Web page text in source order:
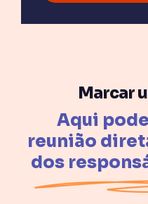
Marcar
Aqui
reunião
dos